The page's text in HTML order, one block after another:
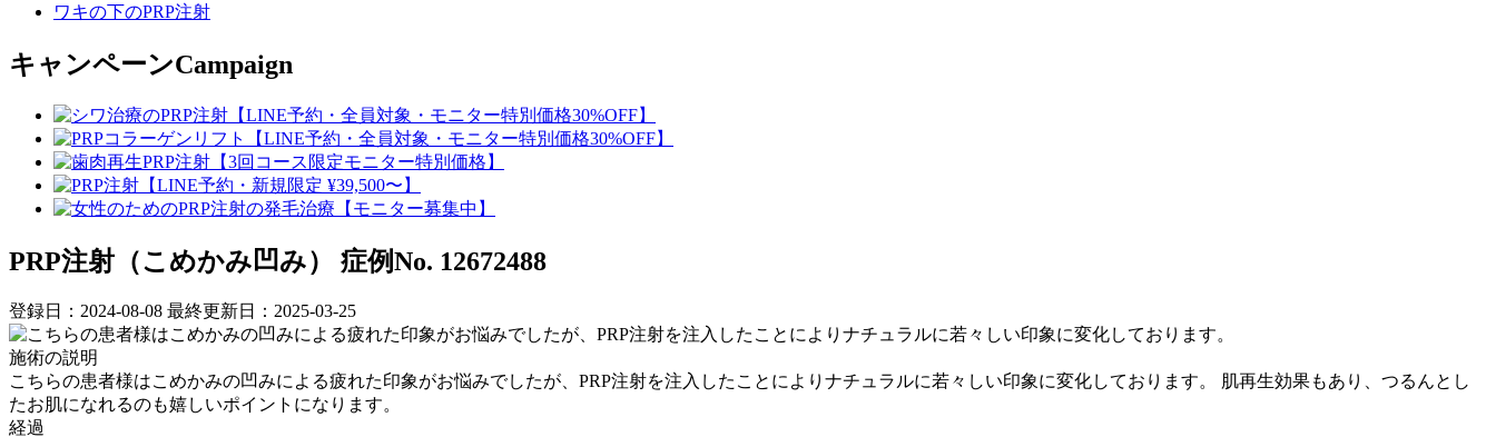
ワキの下のPRP注射
キャンペーンCampaign
PRP注射（こめかみ凹み） 症例No. 12672488
登録日：2024-08-08 最終更新日：2025-03-25
施術の説明
こちらの患者様はこめかみの凹みによる疲れた印象がお悩みでしたが、PRP注射を注入したことによりナチュラルに若々しい印象に変化しております。 肌再生効果もあり、つるんとし
たお肌になれるのも嬉しいポイントになります。
経過